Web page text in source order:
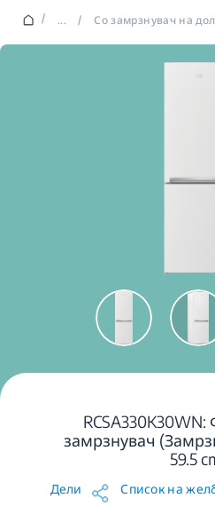
/ ... / Со замрзнувач на
замрзнувач
59.5
Дели Список на